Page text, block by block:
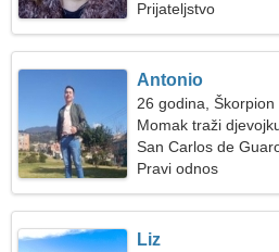
Prijateljstvo
Antonio
26 godina, Škorpion
Momak traži
San Carlos de
Pravi odnos
Liz